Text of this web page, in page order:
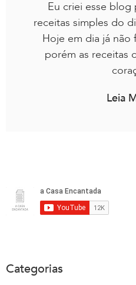
Eu criei esse blog
receitas simples do
Hoje em dia já
porém as receitas
Leia
Categorias